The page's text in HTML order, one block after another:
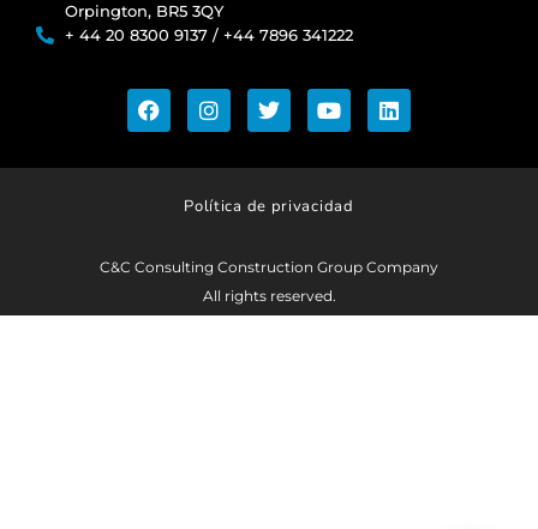
Orpington, BR5 3QY
+ 44 20 8300 9137 / +44 7896 341222
Política de privacidad
C&C Consulting Construction Group Company
All rights reserved.